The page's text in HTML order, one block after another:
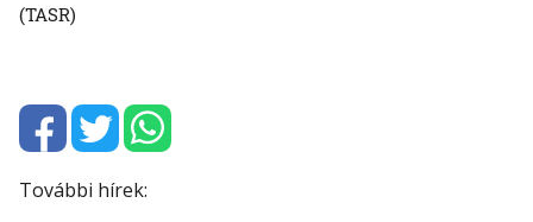
(TASR)
További hírek: